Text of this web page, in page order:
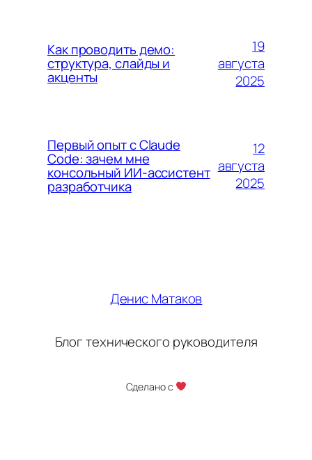
Как проводить демо:
структура, слайды и
акценты
19
августа
2025
Первый опыт с Claude
Code: зачем мне
консольный ИИ-ассистент
разработчика
12
августа
2025
Денис Матаков
Блог технического руководителя
Сделано с